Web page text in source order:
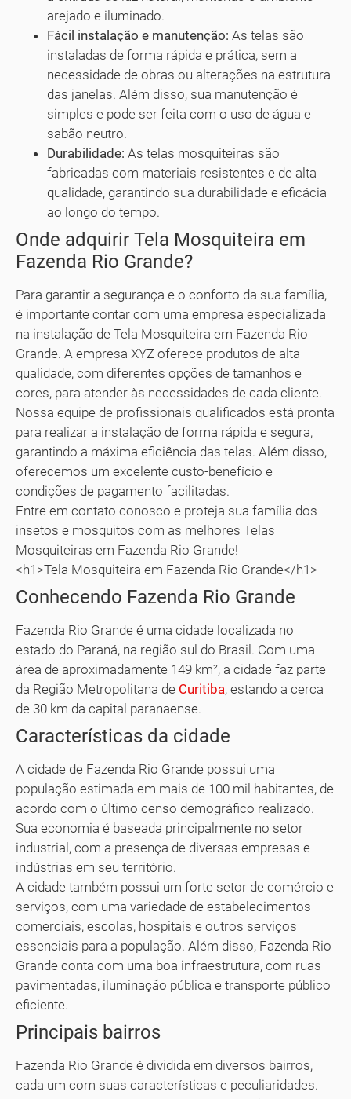
arejado e iluminado.
Fácil instalação e manutenção: As telas são
instaladas de forma rápida e prática, sem a
necessidade de obras ou alterações na estrutura
das janelas. Além disso, sua manutenção é
simples e pode ser feita com o uso de água e
sabão neutro.
Durabilidade: As telas mosquiteiras são
fabricadas com materiais resistentes e de alta
qualidade, garantindo sua durabilidade e eficácia
ao longo do tempo.
Onde adquirir Tela Mosquiteira em
Fazenda Rio Grande?
Para garantir a segurança e o conforto da sua família,
é importante contar com uma empresa especializada
na instalação de Tela Mosquiteira em Fazenda Rio
Grande. A empresa XYZ oferece produtos de alta
qualidade, com diferentes opções de tamanhos e
cores, para atender às necessidades de cada cliente.
Nossa equipe de profissionais qualificados está pronta
para realizar a instalação de forma rápida e segura,
garantindo a máxima eficiência das telas. Além disso,
oferecemos um excelente custo-benefício e
condições de pagamento facilitadas.
Entre em contato conosco e proteja sua família dos
insetos e mosquitos com as melhores Telas
Mosquiteiras em Fazenda Rio Grande!
<h1>Tela Mosquiteira em Fazenda Rio Grande</h1>
Conhecendo Fazenda Rio Grande
Fazenda Rio Grande é uma cidade localizada no
estado do Paraná, na região sul do Brasil. Com uma
área de aproximadamente 149 km², a cidade faz parte
da Região Metropolitana de Curitiba, estando a cerca
de 30 km da capital paranaense.
Características da cidade
A cidade de Fazenda Rio Grande possui uma
população estimada em mais de 100 mil habitantes, de
acordo com o último censo demográfico realizado.
Sua economia é baseada principalmente no setor
industrial, com a presença de diversas empresas e
indústrias em seu território.
A cidade também possui um forte setor de comércio e
serviços, com uma variedade de estabelecimentos
comerciais, escolas, hospitais e outros serviços
essenciais para a população. Além disso, Fazenda Rio
Grande conta com uma boa infraestrutura, com ruas
pavimentadas, iluminação pública e transporte público
eficiente.
Principais bairros
Fazenda Rio Grande é dividida em diversos bairros,
cada um com suas características e peculiaridades.